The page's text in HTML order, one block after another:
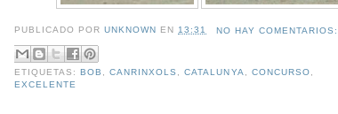
PUBLICADO PORUNKNOWN EN13:31 NO HAY COMENTARIOS:
ETIQUETAS:BOB ,CANRINXOLS ,CATALUNYA CONCURSO
EXCELENTE